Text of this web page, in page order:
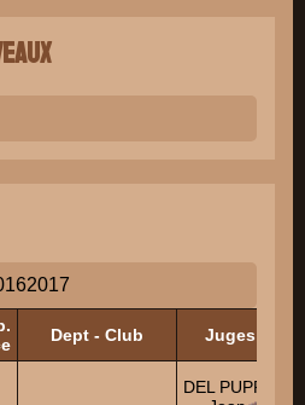
2017
Dept - Club Juges
DEL PUPPO